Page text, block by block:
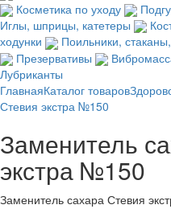
Косметика по уходу
Иглы, шприцы, катетеры
ходунки
Поильники,
Презервативы
Лубриканты
ГлавнаяКаталог товаров
Стевия экстра №150
Заменитель
экстра №150
Заменитель сахара Стевия